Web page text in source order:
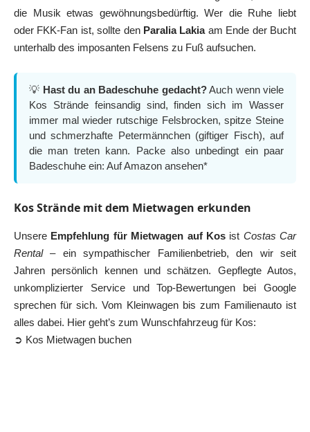
die Musik etwas gewöhnungsbedürftig. Wer die Ruhe liebt
oder FKK-Fan ist, sollte den Paralia Lakiaam Ende der Bucht
unterhalb des imposanten Felsens zu Fuß aufsuchen.
💡 Hast du an Badeschuhe gedacht?Auch wenn viele
Kos Strände feinsandig sind, finden sich im Wasser
immer mal wieder rutschige Felsbrocken, spitze Steine
und schmerzhafte Petermännchen (giftiger Fisch), auf
die man treten kann. Packe also unbedingt ein paar
Badeschuhe ein: Auf Amazon ansehen*
Kos Strände mit dem Mietwagen erkunden
Unsere Empfehlung für Mietwagen auf Kosist Costas Car
Rental– ein sympathischer Familienbetrieb, den wir seit
Jahren persönlich kennen und schätzen. Gepflegte Autos,
unkomplizierter Service und Top-Bewertungen bei Google
sprechen für sich. Vom Kleinwagen bis zum Familienauto ist
alles dabei. Hier geht’s zum Wunschfahrzeug für Kos:
➲ Kos Mietwagen buchen